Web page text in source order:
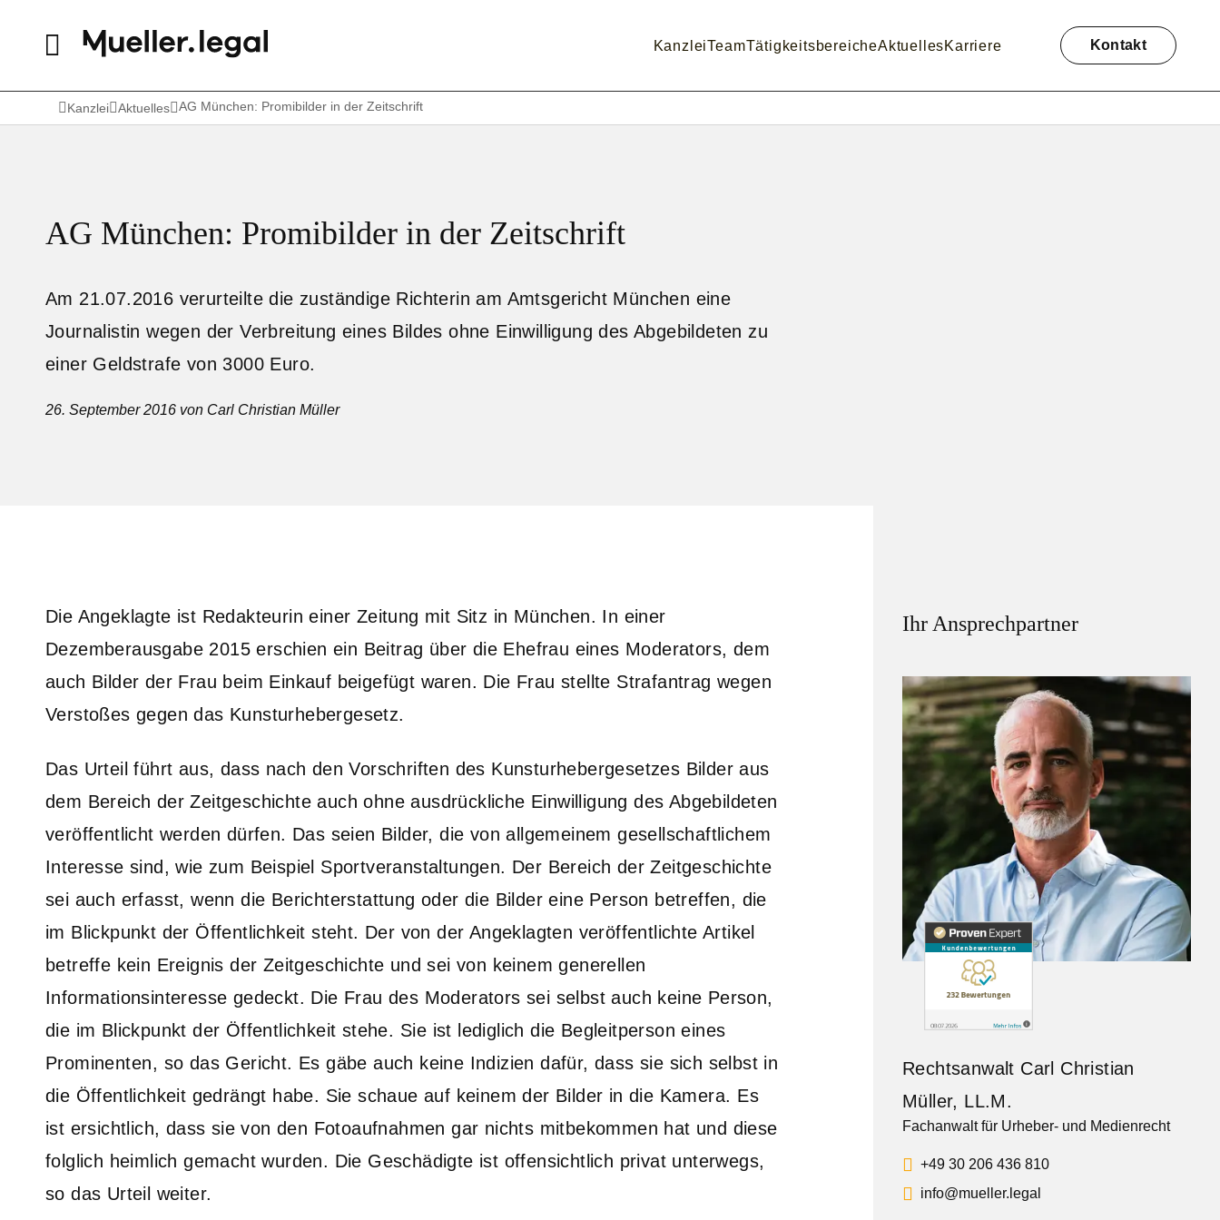
überspringen
KanzleiTeamTätigkeitsbereicheAktuellesKarriere Kontakt
Kanzlei Aktuelles AG München: Promibilder in der Zeitschrift
AG München: Promibilder in der Zeitschrift
Am 21.07.2016 verurteilte die zuständige Richterin am Amtsgericht München eine
Journalistin wegen der Verbreitung eines Bildes ohne Einwilligung des Abgebildeten zu
einer Geldstrafe von 3000 Euro.
26. September 2016 von Carl Christian Müller
Die Angeklagte ist Redakteurin einer Zeitung mit Sitz in München. In einer
Dezemberausgabe 2015 erschien ein Beitrag über die Ehefrau eines Moderators, dem
auch Bilder der Frau beim Einkauf beigefügt waren. Die Frau stellte Strafantrag wegen
Verstoßes gegen das Kunsturhebergesetz.
Das Urteil führt aus, dass nach den Vorschriften des Kunsturhebergesetzes Bilder aus
dem Bereich der Zeitgeschichte auch ohne ausdrückliche Einwilligung des Abgebildeten
veröffentlicht werden dürfen. Das seien Bilder, die von allgemeinem gesellschaftlichem
Interesse sind, wie zum Beispiel Sportveranstaltungen. Der Bereich der Zeitgeschichte
sei auch erfasst, wenn die Berichterstattung oder die Bilder eine Person betreffen, die
im Blickpunkt der Öffentlichkeit steht. Der von der Angeklagten veröffentlichte Artikel
betreffe kein Ereignis der Zeitgeschichte und sei von keinem generellen
Informationsinteresse gedeckt. Die Frau des Moderators sei selbst auch keine Person,
die im Blickpunkt der Öffentlichkeit stehe. Sie ist lediglich die Begleitperson eines
Prominenten, so das Gericht. Es gäbe auch keine Indizien dafür, dass sie sich selbst in
die Öffentlichkeit gedrängt habe. Sie schaue auf keinem der Bilder in die Kamera. Es
ist ersichtlich, dass sie von den Fotoaufnahmen gar nichts mitbekommen hat und diese
folglich heimlich gemacht wurden. Die Geschädigte ist offensichtlich privat unterwegs,
so das Urteil weiter.
Ihr Ansprechpartner
Rechtsanwalt Carl Christian
Müller, LL.M.
Fachanwalt für Urheber- und Medienrecht
+49 30 206 436 810
info@mueller.legal